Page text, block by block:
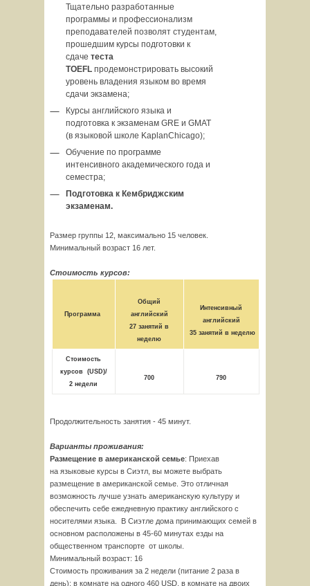
Тщательно разработанные
программы и профессионализм
преподавателей позволят студентам,
прошедшим курсы подготовки к
сдаче теста
TOEFL продемонстрировать высокий
уровень владения языком во время
сдачи экзамена;
Курсы английского языка и
подготовка к экзаменам GRE и GMAT
(в языковой школе KaplanChicago);
Обучение по программе
интенсивного академического года и
семестра;
Подготовка к Кембриджским
экзаменам.
Размер группы 12, максимально 15 человек.
Минимальный возраст 16 лет.
Стоимость курсов:
Программа
Общий
английский
27 занятий в
неделю
Интенсивный
английский
35 занятий в неделю
Стоимость
курсов (USD)/
2 недели
700 790
Продолжительность занятия - 45 минут.
Варианты проживания:
Размещение в американской семье: Приехав
на языковые курсы в Сиэтл, вы можете выбрать
размещение в американской семье. Это отличная
возможность лучше узнать американскую культуру и
обеспечить себе ежедневную практику английского с
носителями языка. В Сиэтле дома принимающих семей в
основном расположены в 45-60 минутах езды на
общественном транспорте от школы.
Минимальный возраст: 16
Стоимость проживания за 2 недели (питание 2 раза в
день): в комнате на одного 460 USD, в комнате на двоих